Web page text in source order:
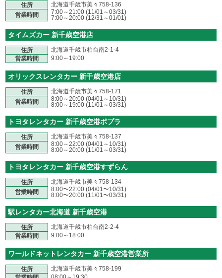
住所
北海道千歳市美々758-136
営業時間
7:00～21:00 (11/01～03/31)
7:00～20:00 (12/31～01/01)
タイムズカー 新千歳空港店
住所
北海道千歳市柏台南2-1-4
営業時間
9:00～19:00
オリックスレンタカー 新千歳空港店
住所
北海道千歳市美々758-171
営業時間
8:00～20:00 (04/01～10/31)
8:00～19:00 (11/01～03/31)
トヨタレンタカー 新千歳空港ポプラ
住所
北海道千歳市美々758-137
営業時間
8:00～22:00 (04/01～10/31)
8:00～20:00 (11/01～03/31)
トヨタレンタカー 新千歳空港すずらん
住所
北海道千歳市美々758-134
営業時間
8:00〜22:00 (04/01〜10/31)
8:00〜20:00 (11/01〜03/31)
駅レンタカー北海道 新千歳空港
住所
北海道千歳市柏台南2-2-4
営業時間
9:00～18:00
ワールドネットレンタカー 新千歳空港営業所
住所
北海道千歳市美々758-199